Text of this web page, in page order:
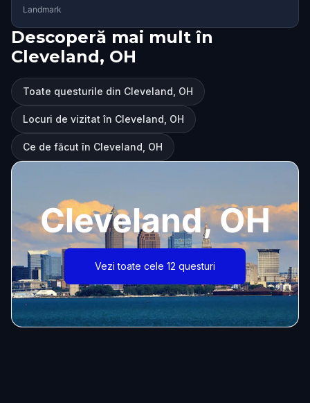
Landmark
Descoperă mai mult în
Cleveland, OH
Toate questurile din Cleveland, OH
Locuri de vizitat în Cleveland, OH
Ce de făcut în Cleveland, OH
Cleveland, OH
Vezi toate cele 12 questuri